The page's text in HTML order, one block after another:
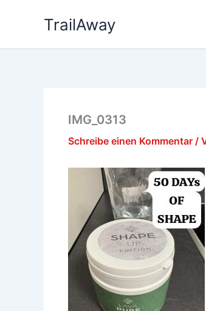
TrailAway
IMG_0313
Schreibe einen Kommentar /